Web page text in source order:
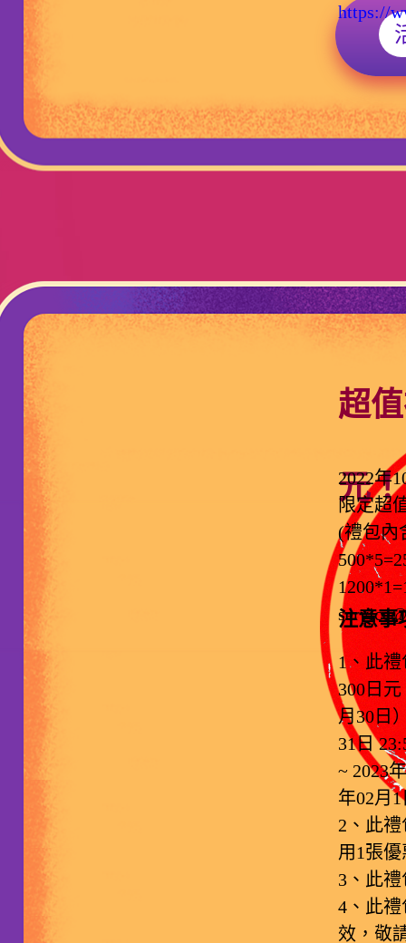
https://
超
元！
2022年
限定超
(禮包內
注意事
1、此
300日
月30日
31日
~ 2023
年02月
2、此
用1張
3、此
4、此
效，敬